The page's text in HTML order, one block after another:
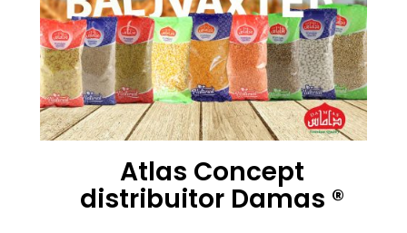
Atlas Concept
distribuitor Damas ®